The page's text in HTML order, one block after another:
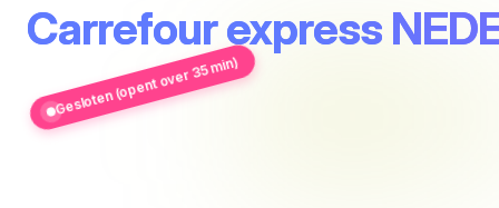
Carrefour express
Gesloten (opent over 35 min)